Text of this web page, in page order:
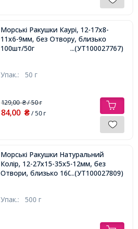
Морські Ракушки Каурі, 12-17х8-
11х6-9мм, без Отвору, близько
100шт/50г
...(УТ100027767)
Упак.: 50 г
129,00₴/ 50 г
84,00 ₴/ 50 г
Морські Ракушки Натуральний
Колір, 12-27x15-35x5-12мм, без
Отвори, близько 160шт/500г,
...(УТ100027809)
Упак.: 500 г